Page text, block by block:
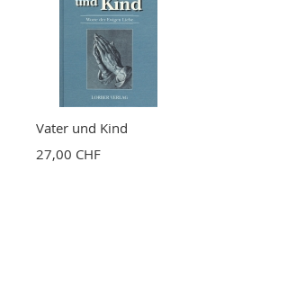
Vater und Kind
27,00 CHF